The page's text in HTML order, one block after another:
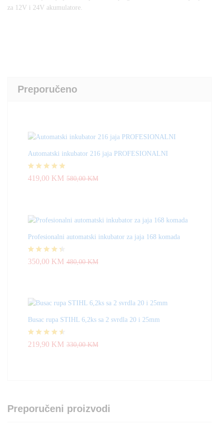
za 12V i 24V akumulatore.
Preporučeno
Automatski inkubator 216 jaja PROFESIONALNI
Ocjenjeno
419,00 KM 580,00KM
Profesionalni automatski inkubator za jaja 168 komada
Ocjenjeno
350,00 KM 480,00KM
Busac rupa STIHL 6,2ks sa 2 svrdla 20 i 25mm
Ocjenjeno
219,90 KM 330,00KM
Preporučeni proizvodi